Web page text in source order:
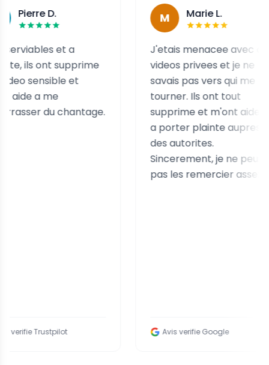
et a
supprime
et
chantage.
Marie L.
J'etais menacee avec des
videos privees et je ne
savais pas vers qui me
tourner. Ils ont tout
supprime et m'ont aidee
a porter plainte aupres
des autorites.
Sincerement, je ne peux
pas les remercier assez.
Avis verifie Google